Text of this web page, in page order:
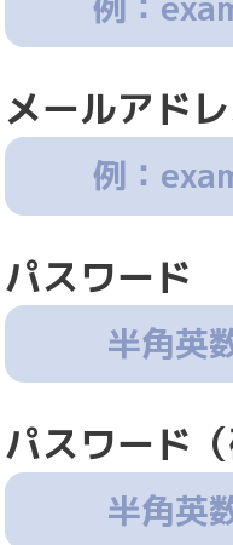
メールアドレ
パスワード
パスワード（